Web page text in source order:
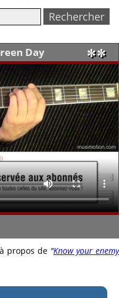
Day ✼✼
propos de "Know your enemy